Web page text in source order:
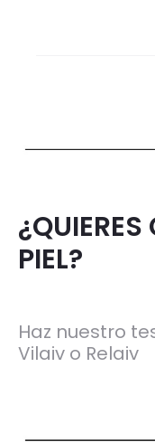
PIEL?
Haz nuestro
Vilaiv o Relaiv